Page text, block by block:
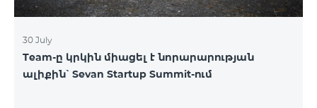
30 July
Team-ը կրկին միացել է նորարարության
ալիքին՝ Sevan Startup Summit-ում